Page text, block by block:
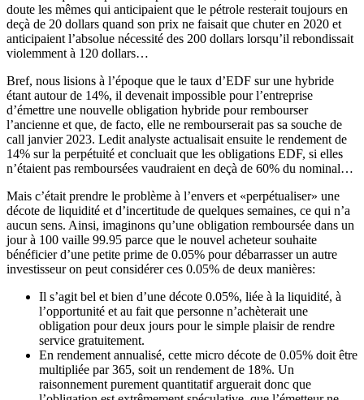
doute les mêmes qui anticipaient que le pétrole resterait toujours en
deçà de 20 dollars quand son prix ne faisait que chuter en 2020 et
anticipaient l’absolue nécessité des 200 dollars lorsqu’il rebondissait
violemment à 120 dollars…
Bref, nous lisions à l’époque que le taux d’EDF sur une hybride
étant autour de 14%, il devenait impossible pour l’entreprise
d’émettre une nouvelle obligation hybride pour rembourser
l’ancienne et que, de facto, elle ne rembourserait pas sa souche de
call janvier 2023. Ledit analyste actualisait ensuite le rendement de
14% sur la perpétuité et concluait que les obligations EDF, si elles
n’étaient pas remboursées vaudraient en deçà de 60% du nominal…
Mais c’était prendre le problème à l’envers et «perpétualiser» une
décote de liquidité et d’incertitude de quelques semaines, ce qui n’a
aucun sens. Ainsi, imaginons qu’une obligation remboursée dans un
jour à 100 vaille 99.95 parce que le nouvel acheteur souhaite
bénéficier d’une petite prime de 0.05% pour débarrasser un autre
investisseur on peut considérer ces 0.05% de deux manières:
Il s’agit bel et bien d’une décote 0.05%, liée à la liquidité, à
l’opportunité et au fait que personne n’achèterait une
obligation pour deux jours pour le simple plaisir de rendre
service gratuitement.
En rendement annualisé, cette micro décote de 0.05% doit être
multipliée par 365, soit un rendement de 18%. Un
raisonnement purement quantitatif arguerait donc que